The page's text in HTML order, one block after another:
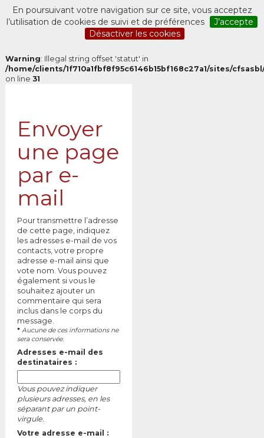
En poursuivant votre navigation sur ce site, vous acceptez
l’utilisation de cookies de suivi et de préférences
J’accepte
Désactiver les cookies
Warning: Illegal string offset 'statut' in
/home/clients/1f710a1fbf8f95c6146b15bf168c27a1/sites/
on line 31
Envoyer
une page
par e-
mail
Pour transmettre l’adresse
de cette page, indiquez
les adresses e-mail de vos
contacts, votre propre
adresse e-mail ainsi que
vote nom. Vous pouvez
également si vous le
souhaitez ajouter un
commentaire qui sera
inclus dans le corps du
message.
* Aucune de ces informations ne
sera conservée.
Adresses e-mail des
destinataires :
Vous pouvez indiquer
plusieurs adresses, en les
séparant par un point-
virgule.
Votre adresse e-mail :